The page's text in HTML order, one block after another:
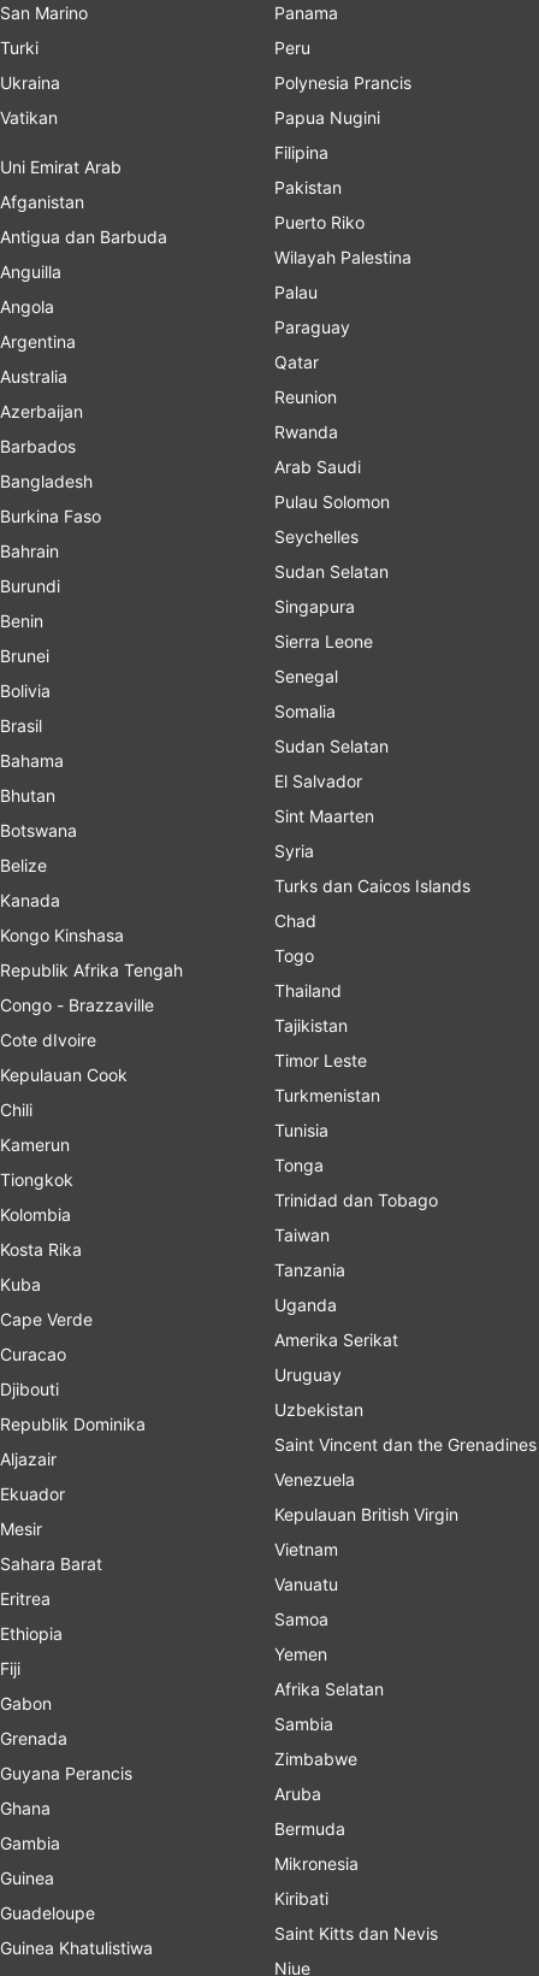
San Marino
Turki
Ukraina
Vatikan
Uni Emirat Arab
Afganistan
Antigua dan Barbuda
Anguilla
Angola
Argentina
Australia
Azerbaijan
Barbados
Bangladesh
Burkina Faso
Bahrain
Burundi
Benin
Brunei
Bolivia
Brasil
Bahama
Bhutan
Botswana
Belize
Kanada
Kongo Kinshasa
Republik Afrika Tengah
Congo - Brazzaville
Cote dIvoire
Kepulauan Cook
Chili
Kamerun
Tiongkok
Kolombia
Kosta Rika
Kuba
Cape Verde
Curacao
Djibouti
Republik Dominika
Aljazair
Ekuador
Mesir
Sahara Barat
Eritrea
Ethiopia
Fiji
Gabon
Grenada
Guyana Perancis
Ghana
Gambia
Guinea
Guadeloupe
Guinea Khatulistiwa
Panama
Peru
Polynesia Prancis
Papua Nugini
Filipina
Pakistan
Puerto Riko
Wilayah Palestina
Palau
Paraguay
Qatar
Reunion
Rwanda
Arab Saudi
Pulau Solomon
Seychelles
Sudan Selatan
Singapura
Sierra Leone
Senegal
Somalia
Sudan Selatan
El Salvador
Sint Maarten
Syria
Turks dan Caicos Islands
Chad
Togo
Thailand
Tajikistan
Timor Leste
Turkmenistan
Tunisia
Tonga
Trinidad dan Tobago
Taiwan
Tanzania
Uganda
Amerika Serikat
Uruguay
Uzbekistan
Saint Vincent dan the Grenadines
Venezuela
Kepulauan British Virgin
Vietnam
Vanuatu
Samoa
Yemen
Afrika Selatan
Sambia
Zimbabwe
Aruba
Bermuda
Mikronesia
Kiribati
Saint Kitts dan Nevis
Niue